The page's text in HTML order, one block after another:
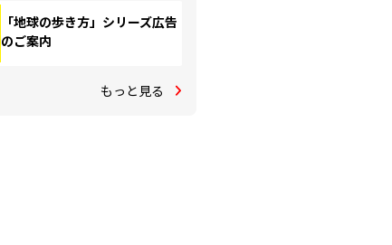
「地球の歩き方」シリーズ広告
のご案内
もっと見る